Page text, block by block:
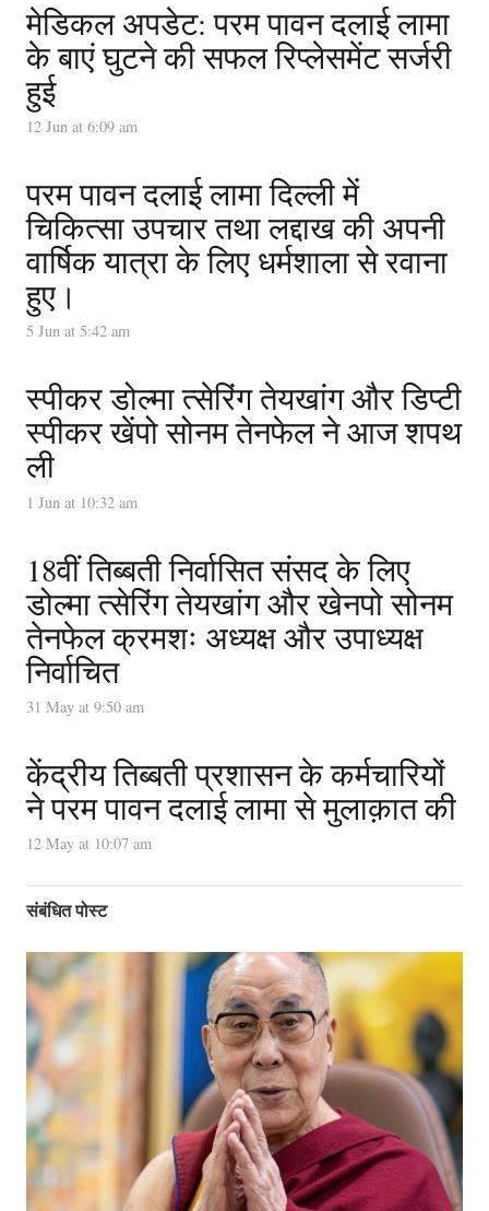
मेडिकल अपडेट: परम पावन दलाई लामा
के बाएं घुटने की सफल रिप्लेसमेंट सर्जरी
हुई
12 Jun at 6:09 am
परम पावन दलाई लामा दिल्ली में
चिकित्सा उपचार तथा लद्दाख की अपनी
वार्षिक यात्रा के लिए धर्मशाला से रवाना
हुए।
5 Jun at 5:42 am
स्पीकर डोल्मा त्सेरिंग तेयखांग और डिप्टी
स्पीकर खेंपो सोनम तेनफेल ने आज शपथ
ली
1 Jun at 10:32 am
18वीं तिब्बती निर्वासित संसद के लिए
डोल्मा त्सेरिंग तेयखांग और खेनपो सोनम
तेनफेल क्रमशः अध्यक्ष और उपाध्यक्ष
निर्वाचित
31 May at 9:50 am
केंद्रीय तिब्बती प्रशासन के कर्मचारियों
ने परम पावन दलाई लामा से मुलाक़ात की
12 May at 10:07 am
संबंधित पोस्ट